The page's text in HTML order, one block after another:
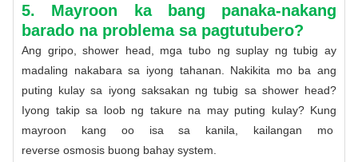
5. Mayroon ka bang panaka-nakang
barado na problema sa pagtutubero?
Ang gripo, shower head, mga tubo ng suplay ng tubig ay
madaling nakabara sa iyong tahanan. Nakikita mo ba ang
puting kulay sa iyong saksakan ng tubig sa shower head?
Iyong takip sa loob ng takure na may puting kulay? Kung
mayroon kang oo isa sa kanila, kailangan mo
reverse osmosis buong bahay system